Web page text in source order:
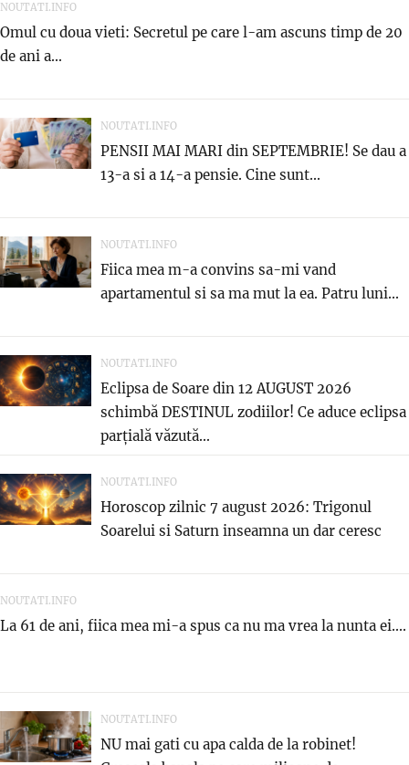
NOUTATI.INFO
Omul cu doua vieti: Secretul pe care l-am ascuns timp de 20
de ani a...
NOUTATI.INFO
PENSII MAI MARI din SEPTEMBRIE! Se dau a
13-a si a 14-a pensie. Cine sunt...
NOUTATI.INFO
Fiica mea m-a convins sa-mi vand
apartamentul si sa ma mut la ea. Patru luni...
NOUTATI.INFO
Eclipsa de Soare din 12 AUGUST 2026
schimbă DESTINUL zodiilor! Ce aduce eclipsa
parțială văzută...
NOUTATI.INFO
Horoscop zilnic 7 august 2026: Trigonul
Soarelui si Saturn inseamna un dar ceresc
NOUTATI.INFO
La 61 de ani, fiica mea mi-a spus ca nu ma vrea la nunta ei....
NOUTATI.INFO
NU mai gati cu apa calda de la robinet!